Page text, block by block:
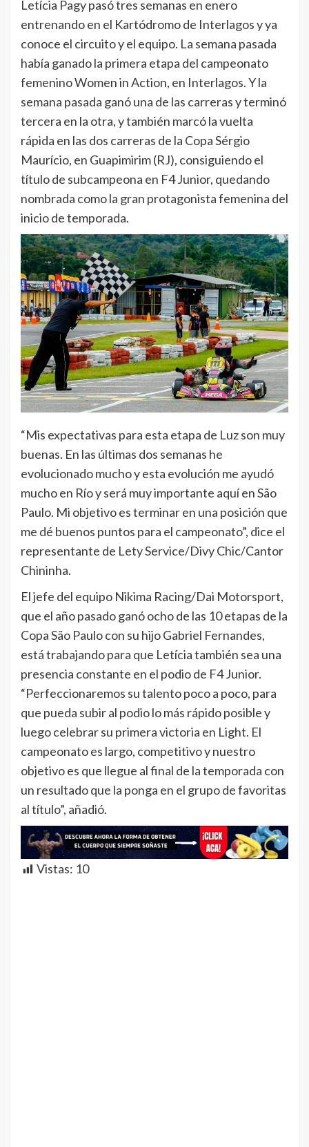
Letícia Pagy pasó tres semanas en enero
entrenando en el Kartódromo de Interlagos y ya
conoce el circuito y el equipo. La semana pasada
había ganado la primera etapa del campeonato
femenino Women in Action, en Interlagos. Y la
semana pasada ganó una de las carreras y terminó
tercera en la otra, y también marcó la vuelta
rápida en las dos carreras de la Copa Sérgio
Maurício, en Guapimirim (RJ), consiguiendo el
título de subcampeona en F4 Junior, quedando
nombrada como la gran protagonista femenina del
inicio de temporada.
“Mis expectativas para esta etapa de Luz son muy
buenas. En las últimas dos semanas he
evolucionado mucho y esta evolución me ayudó
mucho en Río y será muy importante aquí en São
Paulo. Mi objetivo es terminar en una posición que
me dé buenos puntos para el campeonato”, dice el
representante de Lety Service/Divy Chic/Cantor
Chininha.
El jefe del equipo Nikima Racing/Dai Motorsport,
que el año pasado ganó ocho de las 10 etapas de la
Copa São Paulo con su hijo Gabriel Fernandes,
está trabajando para que Letícia también sea una
presencia constante en el podio de F4 Junior.
“Perfeccionaremos su talento poco a poco, para
que pueda subir al podio lo más rápido posible y
luego celebrar su primera victoria en Light. El
campeonato es largo, competitivo y nuestro
objetivo es que llegue al final de la temporada con
un resultado que la ponga en el grupo de favoritas
al título”, añadió.
Vistas: 10